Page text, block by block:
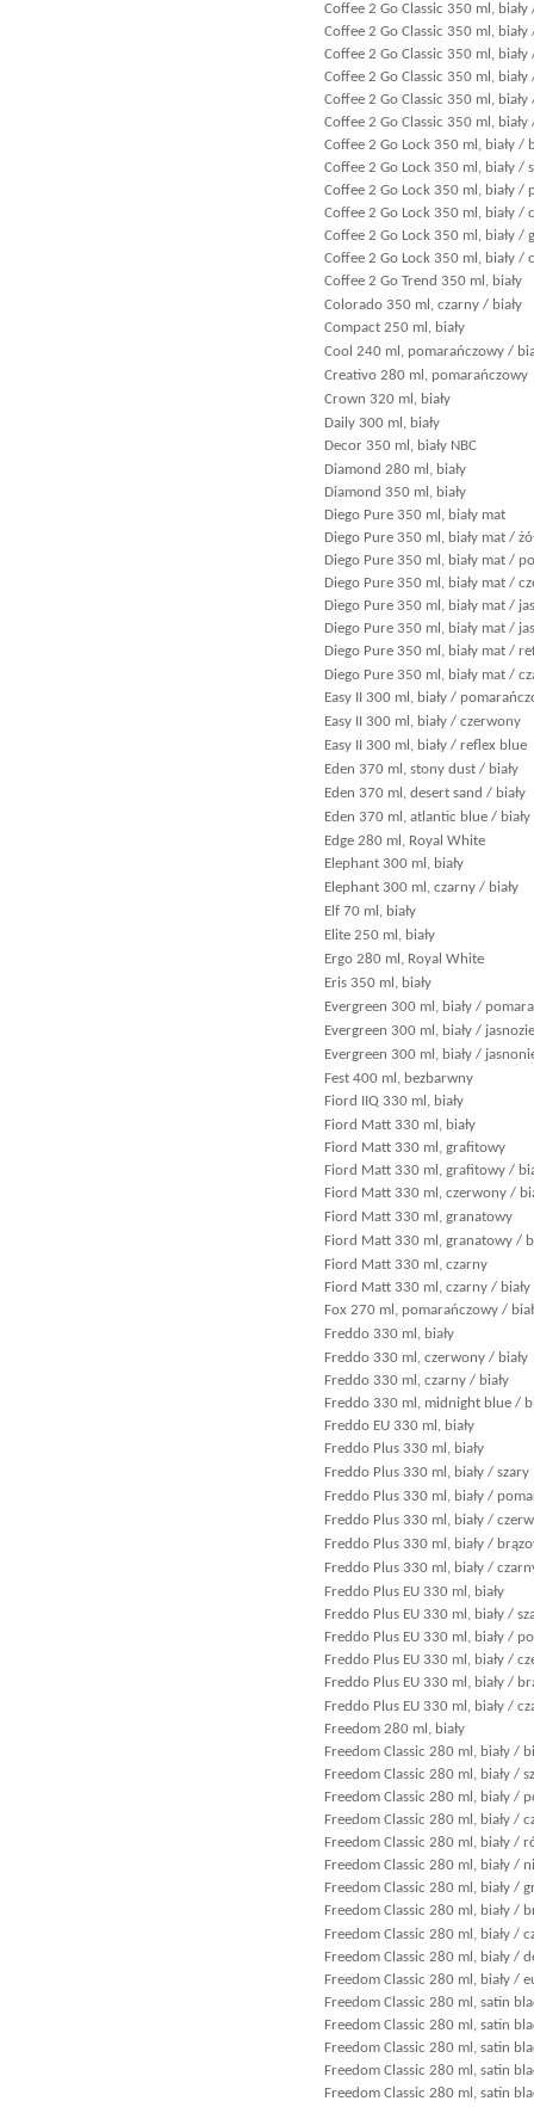
Coffee 2 Go Classic 350 ml, biały
Coffee 2 Go Classic 350 ml, biały
Coffee 2 Go Classic 350 ml,
Coffee 2 Go Classic 350 ml,
Coffee 2 Go Classic 350 ml,
Coffee 2 Go Classic 350 ml,
Coffee 2 Go Lock 350 ml, biały /
Coffee 2 Go Lock 350 ml, biały /
Coffee 2 Go Lock 350 ml, biały /
Coffee 2 Go Lock 350 ml, biały /
Coffee 2 Go Lock 350 ml, biały /
Coffee 2 Go Lock 350 ml, biały /
Coffee 2 Go Trend 350 ml, biały
Colorado 350 ml, czarny / biały
Compact 250 ml, biały
Cool 240 ml, pomarańczowy /
Creativo 280 ml, pomarańczowy
Crown 320 ml, biały
Daily 300 ml, biały
Decor 350 ml, biały NBC
Diamond 280 ml, biały
Diamond 350 ml, biały
Diego Pure 350 ml, biały mat
Diego Pure 350 ml, biały mat /
Diego Pure 350 ml, biały mat /
Diego Pure 350 ml, biały mat /
Diego Pure 350 ml, biały mat /
Diego Pure 350 ml, biały mat /
Diego Pure 350 ml, biały mat /
Diego Pure 350 ml, biały mat /
Easy II 300 ml, biały /
Easy II 300 ml, biały / czerwony
Easy II 300 ml, biały / reflex blue
Eden 370 ml, stony dust / biały
Eden 370 ml, desert sand / biały
Eden 370 ml, atlantic blue / biały
Edge 280 ml, Royal White
Elephant 300 ml, biały
Elephant 300 ml, czarny / biały
Elf 70 ml, biały
Elite 250 ml, biały
Ergo 280 ml, Royal White
Eris 350 ml, biały
Evergreen 300 ml, biały /
Evergreen 300 ml, biały /
Evergreen 300 ml, biały /
Fest 400 ml, bezbarwny
Fiord IIQ 330 ml, biały
Fiord Matt 330 ml, biały
Fiord Matt 330 ml, grafitowy
Fiord Matt 330 ml, grafitowy /
Fiord Matt 330 ml, czerwony /
Fiord Matt 330 ml, granatowy
Fiord Matt 330 ml, granatowy /
Fiord Matt 330 ml, czarny
Fiord Matt 330 ml, czarny / biały
Fox 270 ml, pomarańczowy /
Freddo 330 ml, biały
Freddo 330 ml, czerwony / biały
Freddo 330 ml, czarny / biały
Freddo 330 ml, midnight blue /
Freddo EU 330 ml, biały
Freddo Plus 330 ml, biały
Freddo Plus 330 ml, biały / szary
Freddo Plus 330 ml, biały /
Freddo Plus 330 ml, biały /
Freddo Plus 330 ml, biały /
Freddo Plus 330 ml, biały /
Freddo Plus EU 330 ml, biały
Freddo Plus EU 330 ml, biały /
Freddo Plus EU 330 ml, biały /
Freddo Plus EU 330 ml, biały /
Freddo Plus EU 330 ml, biały /
Freddo Plus EU 330 ml, biały /
Freedom 280 ml, biały
Freedom Classic 280 ml, biały /
Freedom Classic 280 ml, biały /
Freedom Classic 280 ml, biały /
Freedom Classic 280 ml, biały /
Freedom Classic 280 ml, biały /
Freedom Classic 280 ml, biały /
Freedom Classic 280 ml, biały /
Freedom Classic 280 ml, biały /
Freedom Classic 280 ml, biały /
Freedom Classic 280 ml, biały /
Freedom Classic 280 ml, biały /
Freedom Classic 280 ml, satin
Freedom Classic 280 ml, satin
Freedom Classic 280 ml, satin
Freedom Classic 280 ml, satin
Freedom Classic 280 ml, satin